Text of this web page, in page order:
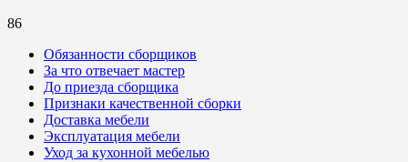
86
Обязанности сборщиков
За что отвечает мастер
До приезда сборщика
Признаки качественной сборки
Доставка мебели
Эксплуатация мебели
Уход за кухонной мебелью